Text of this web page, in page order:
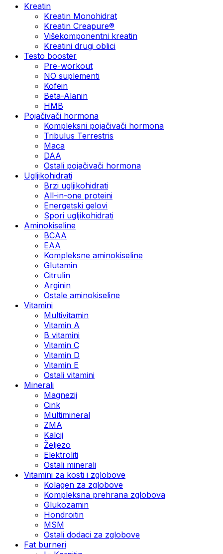
Kreatin
Kreatin Monohidrat
Kreatin Creapure®
Višekomponentni kreatin
Kreatini drugi oblici
Testo booster
Pre-workout
NO suplementi
Kofein
Beta-Alanin
HMB
Pojačivači hormona
Kompleksni pojačivači hormona
Tribulus Terrestris
Maca
DAA
Ostali pojačivači hormona
Ugljikohidrati
Brzi ugljikohidrati
All-in-one proteini
Energetski gelovi
Spori ugljikohidrati
Aminokiseline
BCAA
EAA
Kompleksne aminokiseline
Glutamin
Citrulin
Arginin
Ostale aminokiseline
Vitamini
Multivitamin
Vitamin A
B vitamini
Vitamin C
Vitamin D
Vitamin E
Ostali vitamini
Minerali
Magnezij
Cink
Multimineral
ZMA
Kalcij
Željezo
Elektroliti
Ostali minerali
Vitamini za kosti i zglobove
Kolagen za zglobove
Kompleksna prehrana zglobova
Glukozamin
Hondroitin
MSM
Ostali dodaci za zglobove
Fat burneri